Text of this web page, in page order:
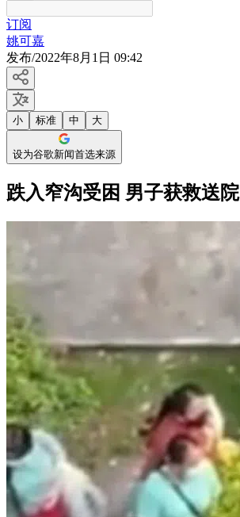
订阅
姚可嘉
发布/2022年8月1日 09:42
小 标准 中 大
设为谷歌新闻首选来源
跌入窄沟受困 男子获救送院